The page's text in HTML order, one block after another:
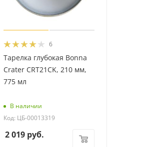
6
Тарелка глубокая Bonna
Crater CRT21CK, 210 мм,
775 мл
В наличии
Код: ЦБ-00013319
2 019 руб.